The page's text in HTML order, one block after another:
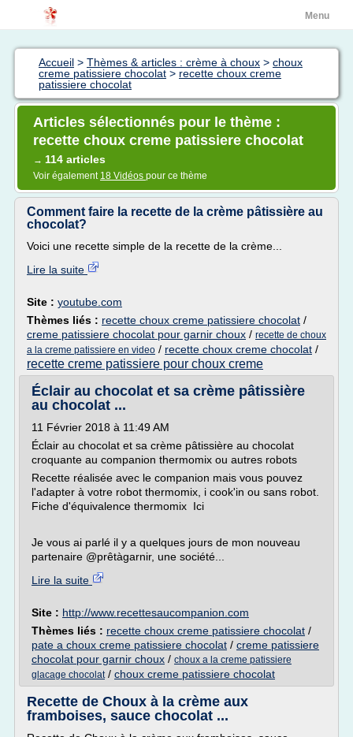
Menu
Accueil > Thèmes & articles : crème à choux > choux
creme patissiere chocolat > recette choux creme
patissiere chocolat
Articles sélectionnés pour le thème :
recette choux creme patissiere chocolat
→ 114 articles
Voir également 18 Vidéos pour ce thème
Comment faire la recette de la crème pâtissière au
chocolat?
Voici une recette simple de la recette de la crème...
Lire la suite
Site : youtube.com
Thèmes liés : recette choux creme patissiere chocolat /
creme patissiere chocolat pour garnir choux / recette de choux
a la creme patissiere en video / recette choux creme chocolat /
recette creme patissiere pour choux creme
Éclair au chocolat et sa crème pâtissière
au chocolat ...
11 Février 2018 à 11:49 AM
Éclair au chocolat et sa crème pâtissière au chocolat
croquante au companion thermomix ou autres robots
Recette réalisée avec le companion mais vous pouvez
l'adapter à votre robot thermomix, i cook'in ou sans robot.
Fiche d'équivalence thermomix Ici
Je vous ai parlé il y a quelques jours de mon nouveau
partenaire @prêtàgarnir, une société...
Lire la suite
Site : http://www.recettesaucompanion.com
Thèmes liés : recette choux creme patissiere chocolat /
pate a choux creme patissiere chocolat / creme patissiere
chocolat pour garnir choux / choux a la creme patissiere
glacage chocolat/ choux creme patissiere chocolat
Recette de Choux à la crème aux
framboises, sauce chocolat ...